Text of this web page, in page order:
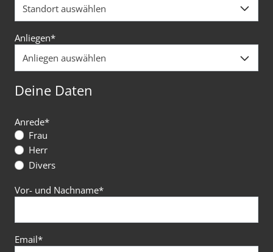
Anliegen *
Deine Daten
Anrede *
Frau
Herr
Divers
Vor- und Nachname *
Email*